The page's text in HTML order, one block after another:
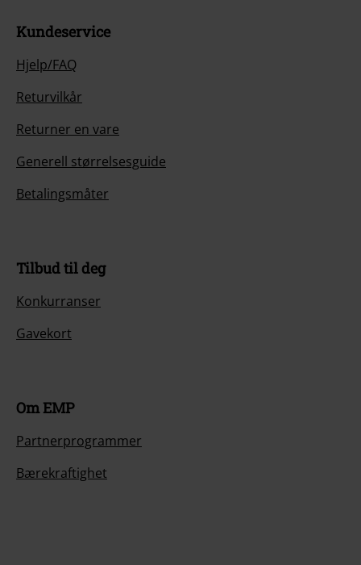
Kundeservice
Hjelp/FAQ
Returvilkår
Returner en vare
Generell størrelsesguide
Betalingsmåter
Tilbud til deg
Konkurranser
Gavekort
Om EMP
Partnerprogrammer
Bærekraftighet